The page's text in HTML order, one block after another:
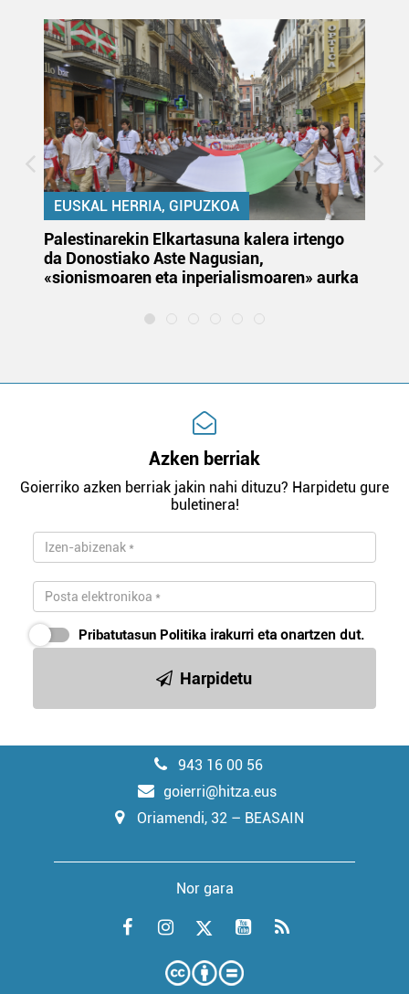
EUSKAL HERRIA, GIPUZKOA
Palestinarekin Elkartasuna kalera irtengo
da Donostiako Aste Nagusian,
«sionismoaren eta inperialismoaren» aurka
Azken berriak
Goierriko azken berriak jakin nahi dituzu? Harpidetu gure
buletinera!
Pribatutasun Politika irakurri eta onartzen dut.
Harpidetu
943 16 00 56
goierri@hitza.eus
Oriamendi, 32 – BEASAIN
Nor gara